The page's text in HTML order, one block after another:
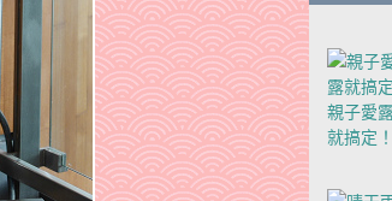
親子愛
就搞定！